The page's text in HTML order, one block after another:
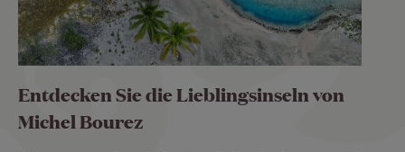
Entdecken Sie die Lieblingsinseln von
Michel Bourez